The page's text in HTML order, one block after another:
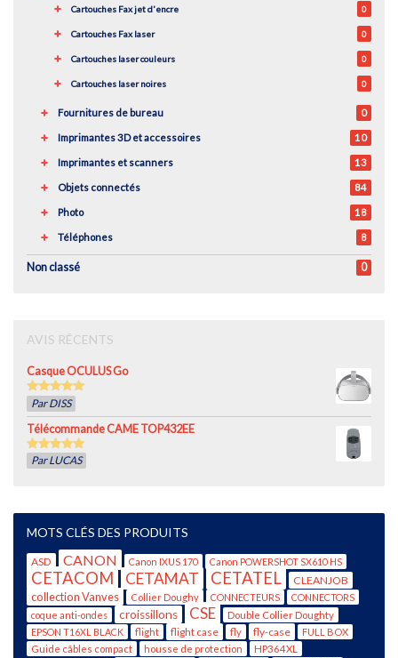
Cartouches Fax jet d'encre 0
Cartouches Fax laser 0
Cartouches laser couleurs 0
Cartouches laser noires 0
Fournitures de bureau 0
Imprimantes 3D et accessoires 10
Imprimantes et scanners 13
Objets connectés 84
Photo 18
Téléphones 8
Non classé 0
AVIS RÉCENTS
Casque OCULUS Go
out of 5
Par DISS
Télécommande CAME TOP432EE
out of 5
Par LUCAS
MOTS CLÉS DES PRODUITS
ASD CANON Canon IXUS 170 Canon POWERSHOT SX610 HS
CETACOM CETAMAT CETATEL CLEANJOB
collection Vanves Collier Doughy CONNECTEURS
CONNECTORS
coque anti-ondes
croissillons CSE
Double Collier Doughty
EPSON T16XL BLACK
flight flight case fly fly-case
FULL BOX
Guide câbles compact
housse de protection
HP364XL